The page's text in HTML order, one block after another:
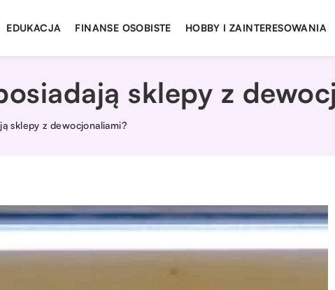
EDUKACJA FINANSE OSOBISTE HOBBY I ZAINTERESOWANIA
sklepy z
sklepy z dewocjonaliami?